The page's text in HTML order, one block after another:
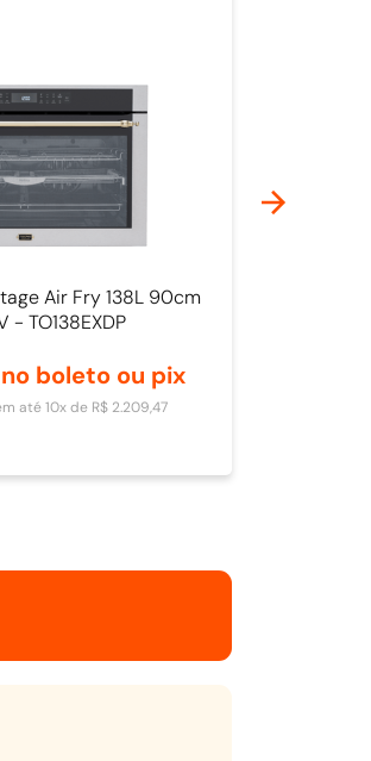
Air Fry 138L 90cm
- TO138EXDP
no boleto ou pix
até10x de R$ 2.209,47
ao carrinho